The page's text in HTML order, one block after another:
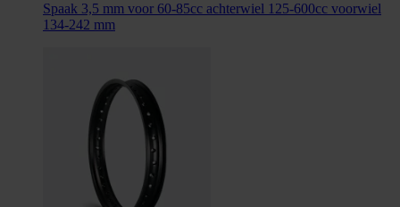
Spaak 3,5 mm voor 60-85cc achterwiel 125-600cc voorwiel
134-242 mm